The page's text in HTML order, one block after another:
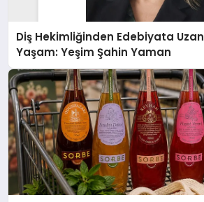
Diş Hekimliğinden Edebiyata
Yaşam: Yeşim Şahin Yaman